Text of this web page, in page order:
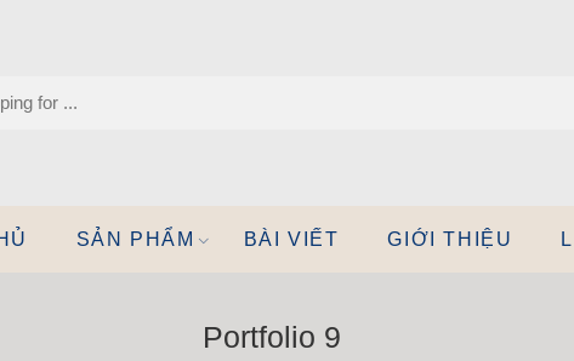
SẢN PHẨM BÀI VIẾT GIỚI THIỆU
Portfolio 9